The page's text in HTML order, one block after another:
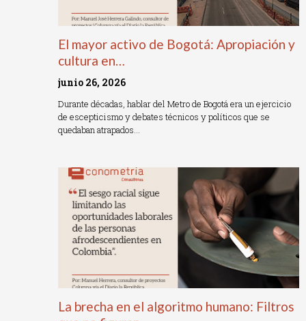
El mayor activo de Bogotá: Apropiación y
cultura en…
junio 26, 2026
Durante décadas, hablar del Metro de Bogotá era un ejercicio
de escepticismo y debates técnicos y políticos que se
quedaban atrapados…
La brecha en el algoritmo humano: Filtros